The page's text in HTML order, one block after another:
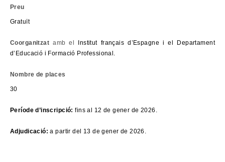
Preu
Gratuït
Coorganitzatamb el
Institut français d’Espagne i el Departament
d’Educació i Formació Professional.
Nombre de places
30
Període d’inscripció:fins al 12 de gener de 2026.
Adjudicació: a partir del 13 de gener de 2026.